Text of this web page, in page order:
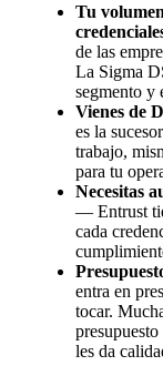
Tu
de las
La Sigma
segmento y
Vienes de
es la
trabajo,
para tu
Necesitas
— Entrust
cada
entra en
tocar.
les da